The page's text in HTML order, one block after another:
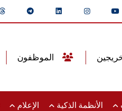
الأنظمة الذكية الإعلام